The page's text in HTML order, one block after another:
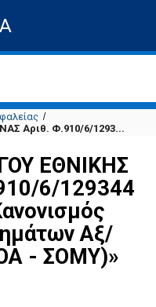
Αριθ. Φ.910/6/1293...
ΕΘΝΙΚΗΣ
6/129344
Αξ/
- ΣΟΜΥ)»